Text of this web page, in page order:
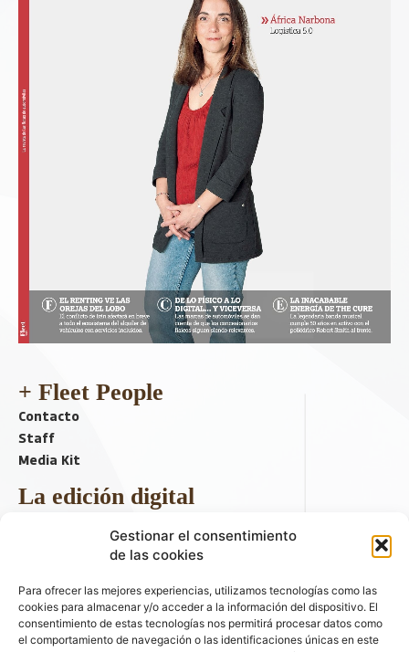
Gestionar el consentimiento
de las cookies
Para ofrecer las mejores experiencias, utilizamos tecnologías como las
cookies para almacenar y/o acceder a la información del dispositivo. El
consentimiento de estas tecnologías nos permitirá procesar datos como
el comportamiento de navegación o las identificaciones únicas en este
+ Fleet People
Contacto
Staff
Media Kit
La edición digital
Descargar último ejemplar
ir a hemeroteca
+ Contenido en redes sociales